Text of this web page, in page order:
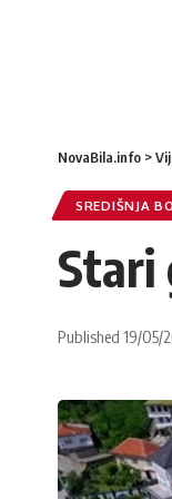
NovaBila.info >
SREDIŠNJA
Stari
Published 19/05/